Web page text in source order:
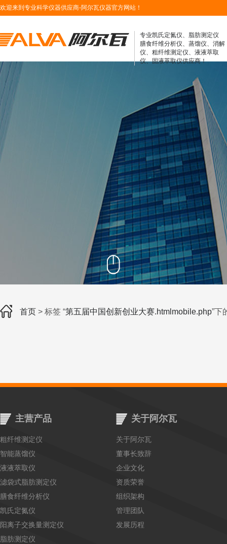
欢迎来到专业科学仪器供应商-阿尔瓦仪器官方网站！
专业凯氏定氮仪、脂肪测定仪
膳食纤维分析仪、蒸馏仪、消解
仪、粗纤维测定仪、液液萃取
仪、固液萃取仪供应商！
首页 > 标签 “第五届中国创新创业大赛.htmlmobile.php”下
主营产品
粗纤维测定仪
智能蒸馏仪
液液萃取仪
滤袋式脂肪测定仪
膳食纤维分析仪
凯氏定氮仪
阳离子交换量测定仪
脂肪测定仪
关于阿尔瓦
关于阿尔瓦
董事长致辞
企业文化
资质荣誉
组织架构
管理团队
发展历程